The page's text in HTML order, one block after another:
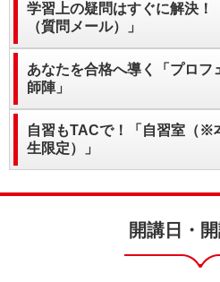
学習上の疑問はすぐに解決！
（質問メール）」
あなたを合格へ導く「プロフ
師陣」
自習もTACで！「自習室（※
生限定）」
開講日・